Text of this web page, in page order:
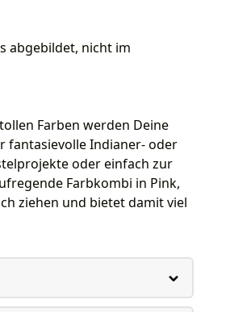
abgebildet, nicht im
Farben werden Deine
fantasievolle Indianer- oder
oder einfach zur
Farbkombi in Pink,
ziehen und bietet damit viel